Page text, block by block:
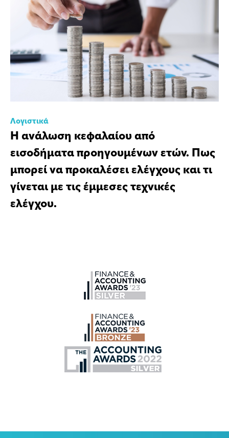
Λογιστικά
Η ανάλωση κεφαλαίου από
εισοδήματα προηγουμένων ετών. Πως
μπορεί να προκαλέσει ελέγχους και τι
γίνεται με τις έμμεσες τεχνικές
ελέγχου.